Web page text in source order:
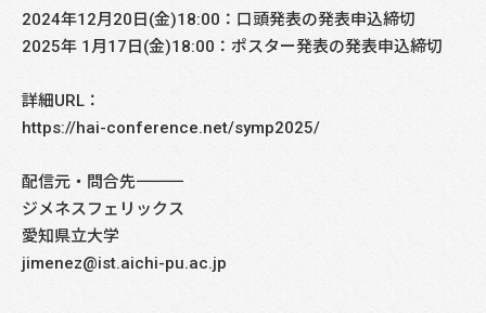
2024年12月20日(金)18:00：口頭発表の発表申込締切
2025年 1月17日(金)18:00：ポスター発表の発表申込締切
詳細URL：
https://hai-conference.net/symp2025/
配信元・問合先――――――――――――――――――――――――――――
ジメネスフェリックス
愛知県立大学
jimenez@ist.aichi-pu.ac.jp